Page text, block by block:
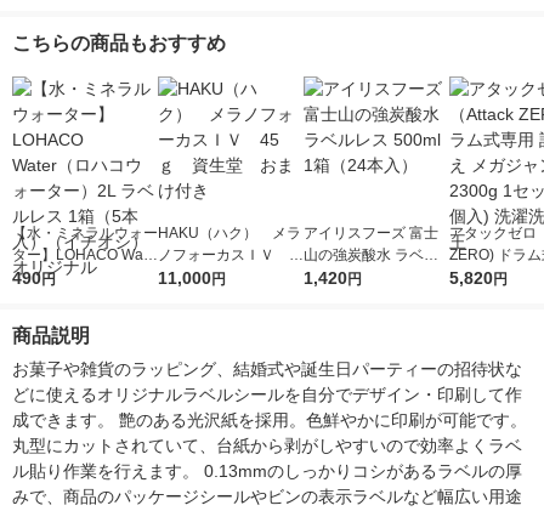
こちらの商品もおすすめ
【水・ミネラルウォー
ター】LOHACO Wate
r（ロハコウォータ
シ） オリジナル
490円
HAKU（ハク） メラ
ノフォーカスＩＶ 4
5ｇ 資生堂 おまけ
11,000円
アイリスフーズ 富士
山の強炭酸水 ラベル
レス 500ml 1箱（24
1,420円
アタックゼロ
ZERO) ドラ
詰め替え メガ
5,820円
商品説明
お菓子や雑貨のラッピング、結婚式や誕生日パーティーの招待状な
どに使えるオリジナルラベルシールを自分でデザイン・印刷して作
成できます。 艶のある光沢紙を採用。色鮮やかに印刷が可能です。
丸型にカットされていて、台紙から剥がしやすいので効率よくラベ
ル貼り作業を行えます。 0.13mmのしっかりコシがあるラベルの厚
みで、商品のパッケージシールやビンの表示ラベルなど幅広い用途